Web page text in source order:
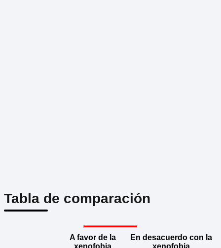
Tabla de comparación
A favor de la
En desacuerdo con la